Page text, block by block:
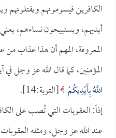
الكافرين فيسومونهم ويقتلونهم
أيديهم، ويستبيحون نساءهم،
المعروفة، المهم أن هذا عذاب من
المؤمنين، كما قال الله عز وجل
اللَّهُ بِأَيْدِيكُمْ [التوبة:14].
إذاً: العقوبات التي تُصب على
عند الله عز وجل، ومثله